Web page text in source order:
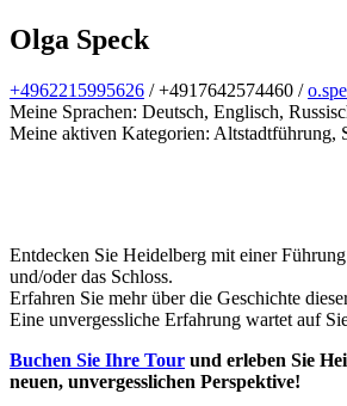
Olga Speck
+4962215995626 /+4917642574460 /
Meine Sprachen: Deutsch, Englisch,
Meine aktiven Kategorien: Altstadtführung,
Entdecken Sie Heidelberg mit einer
und/oder das Schloss.
Erfahren Sie mehr über die Geschichte
Eine unvergessliche Erfahrung wartet auf
Buchen Sie Ihre Tour und erleben Sie
neuen, unvergesslichen Perspektive!